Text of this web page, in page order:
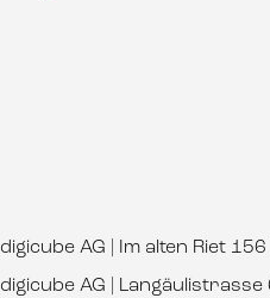
digicube AG | Im alten Riet
digicube AG |